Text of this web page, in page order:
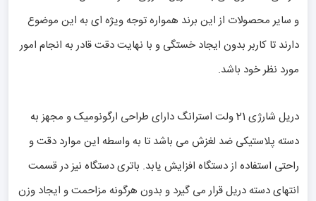
و سایر محصولات از این برند همواره توجه ویژه ای به این موضوع
دارند تا کاربر بدون ایجاد خستگی و با نهایت دقت قادر به انجام امور
مورد نظر خود باشد.
دریل شارژی 21 ولت استرانگ دارای طراحی ارگونومیک و مجهز به
دسته پلاستیکی ضد لغزش می باشد تا به واسطه این موارد دقت و
راحتی استفاده از دستگاه افزایش یابد. باتری دستگاه نیز در قسمت
انتهای دسته دریل قرار می گیرد و بدون هرگونه مزاحمت و ایجاد وزن